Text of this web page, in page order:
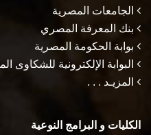
الجامعات المصرية
بنك المعرفة المصري
بوابة الحكومة المصرية
البوابة الإلكترونية للشكاوى
المزيـد . . .
الكليات و البرامج النوعية